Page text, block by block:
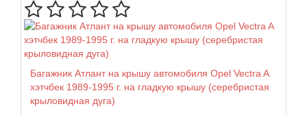
Багажник Атлант на крышу автомобиля Opel Vectra A
хэтчбек 1989-1995 г. на гладкую крышу (серебристая
крыловидная дуга)